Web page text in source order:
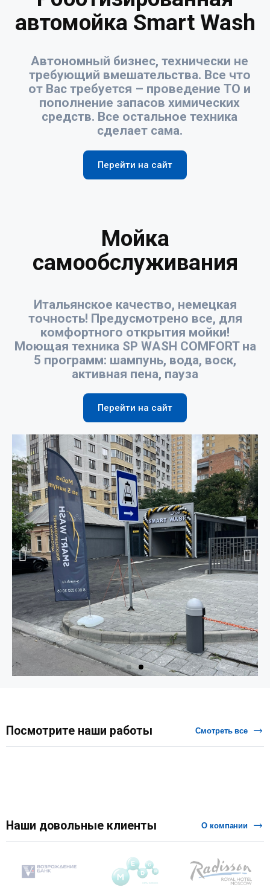
автомойка Smart Wash
Автономный бизнес, технически не
требующий вмешательства. Все что
от Вас требуется – проведение ТО и
пополнение запасов химических
средств. Все остальное техника
сделает сама.
Перейти на сайт
Мойка
самообслуживания
Итальянское качество, немецкая
точность! Предусмотрено все, для
комфортного открытия мойки!
Моющая техника SP WASH COMFORT на
5 программ: шампунь, вода, воск,
активная пена, пауза
Перейти на сайт
Посмотрите наши работы Смотреть все
Наши довольные клиенты О компании